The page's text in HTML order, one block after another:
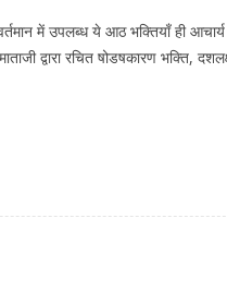
उपलब्ध ये आठ भक्तियाँ ही आचार्य
द्वारा रचित षोडषकारण भक्ति,